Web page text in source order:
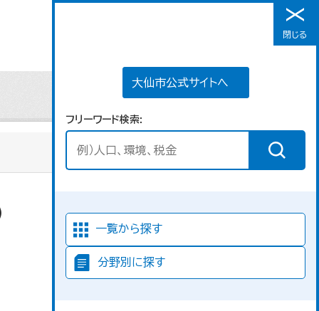
メニュー
大仙市公式サイトへ
フリーワード検索
一覧から探す
分野別に探す
閉じる